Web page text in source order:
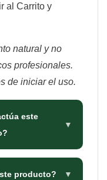
al Carrito y
natural y no
profesionales.
de iniciar el uso.
este
▼
producto? ▼